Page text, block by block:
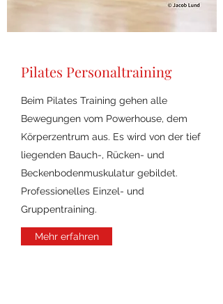
Pilates Personaltraining
Beim Pilates Training gehen alle
Bewegungen vom Powerhouse, dem
Körperzentrum aus. Es wird von der tief
liegenden Bauch-, Rücken- und
Beckenbodenmuskulatur gebildet.
Professionelles Einzel- und
Gruppentraining.
Mehr erfahren